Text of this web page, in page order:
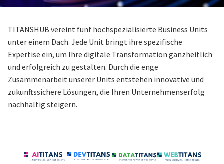
TITANSHUB vereint fünf hochspezialisierte Business Units
unter einem Dach. Jede Unit bringt ihre spezifische
Expertise ein, um Ihre digitale Transformation ganzheitlich
und erfolgreich zu gestalten. Durch die enge
Zusammenarbeit unserer Units entstehen innovative und
zukunftssichere Lösungen, die Ihren Unternehmenserfolg
nachhaltig steigern.